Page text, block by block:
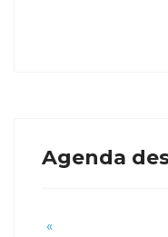
Agenda
«